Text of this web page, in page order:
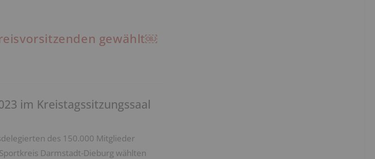
gewählt￼
im Kreistagssitzungssaal
des 150.000 Mitglieder
Darmstadt-Dieburg wählten